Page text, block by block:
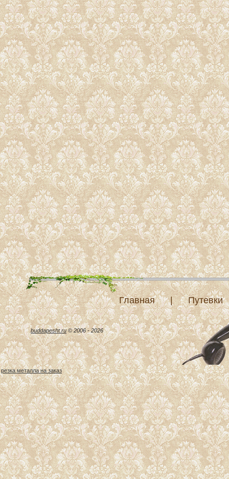
Главная | Путевки
buddapesht.ru© 2006 - 2026
резка металла на заказ